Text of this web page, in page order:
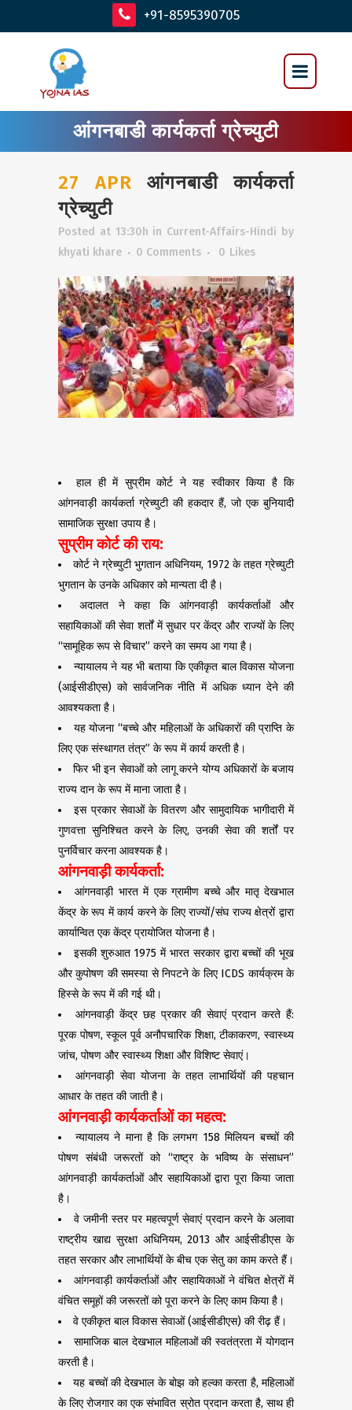
+91-8595390705
आंगनबाडी कार्यकर्ता ग्रेच्युटी
27 APR आंगनबाडी कार्यकर्ता
ग्रेच्युटी
Posted at 13:30h in Current-Affairs-Hindi by
khyati khare
0 Comments 0 Likes
हाल ही में सुप्रीम कोर्ट ने यह स्वीकार किया है कि
आंगनवाड़ी कार्यकर्ता ग्रेच्युटी की हकदार हैं, जो एक बुनियादी
सामाजिक सुरक्षा उपाय है।
सुप्रीम कोर्ट की राय:
कोर्ट ने ग्रेच्युटी भुगतान अधिनियम, 1972 के तहत ग्रेच्युटी
भुगतान के उनके अधिकार को मान्यता दी है।
अदालत ने कहा कि आंगनवाड़ी कार्यकर्ताओं और
सहायिकाओं की सेवा शर्तों में सुधार पर केंद्र और राज्यों के लिए
“सामूहिक रूप से विचार” करने का समय आ गया है।
न्यायालय ने यह भी बताया कि एकीकृत बाल विकास योजना
(आईसीडीएस) को सार्वजनिक नीति में अधिक ध्यान देने की
आवश्यकता है।
यह योजना “बच्चे और महिलाओं के अधिकारों की प्राप्ति के
लिए एक संस्थागत तंत्र” के रूप में कार्य करती है।
फिर भी इन सेवाओं को लागू करने योग्य अधिकारों के बजाय
राज्य दान के रूप में माना जाता है।
इस प्रकार सेवाओं के वितरण और सामुदायिक भागीदारी में
गुणवत्ता सुनिश्चित करने के लिए, उनकी सेवा की शर्तों पर
पुनर्विचार करना आवश्यक है।
आंगनवाड़ी कार्यकर्ता:
आंगनवाड़ी भारत में एक ग्रामीण बच्चे और मातृ देखभाल
केंद्र के रूप में कार्य करने के लिए राज्यों/संघ राज्य क्षेत्रों द्वारा
कार्यान्वित एक केंद्र प्रायोजित योजना है।
इसकी शुरुआत 1975 में भारत सरकार द्वारा बच्चों की भूख
और कुपोषण की समस्या से निपटने के लिए ICDS कार्यक्रम के
हिस्से के रूप में की गई थी।
आंगनवाड़ी केंद्र छह प्रकार की सेवाएं प्रदान करते हैं:
पूरक पोषण, स्कूल पूर्व अनौपचारिक शिक्षा, टीकाकरण, स्वास्थ्य
जांच, पोषण और स्वास्थ्य शिक्षा और विशिष्ट सेवाएं।
आंगनवाड़ी सेवा योजना के तहत लाभार्थियों की पहचान
आधार के तहत की जाती है।
आंगनवाड़ी कार्यकर्ताओं का महत्व:
न्यायालय ने माना है कि लगभग 158 मिलियन बच्चों की
पोषण संबंधी जरूरतों को “राष्ट्र के भविष्य के संसाधन”
आंगनवाड़ी कार्यकर्ताओं और सहायिकाओं द्वारा पूरा किया जाता
है।
वे जमीनी स्तर पर महत्वपूर्ण सेवाएं प्रदान करने के अलावा
राष्ट्रीय खाद्य सुरक्षा अधिनियम, 2013 और आईसीडीएस के
तहत सरकार और लाभार्थियों के बीच एक सेतु का काम करते हैं।
आंगनवाड़ी कार्यकर्ताओं और सहायिकाओं ने वंचित क्षेत्रों में
वंचित समूहों की जरूरतों को पूरा करने के लिए काम किया है।
वे एकीकृत बाल विकास सेवाओं (आईसीडीएस) की रीढ़ हैं।
सामाजिक बाल देखभाल महिलाओं की स्वतंत्रता में योगदान
करती है।
यह बच्चों की देखभाल के बोझ को हल्का करता है, महिलाओं
के लिए रोजगार का एक संभावित स्रोत प्रदान करता है, साथ ही